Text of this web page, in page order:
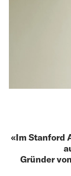
«Im Stanford
Gründer